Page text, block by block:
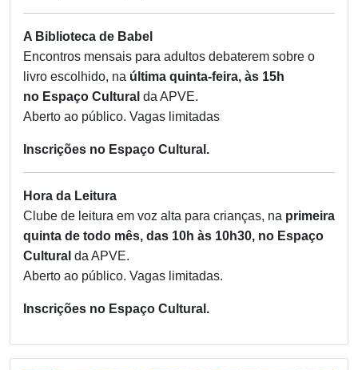
A Biblioteca de Babel
Encontros mensais para adultos debaterem sobre o
livro escolhido, na última quinta-feira, às 15h
no Espaço Cultural da APVE.
Aberto ao público. Vagas limitadas
Inscrições no Espaço Cultural.
Hora da Leitura
Clube de leitura em voz alta para crianças, na primeira
quinta de todo mês, das 10h às 10h30, no Espaço
Cultural da APVE.
Aberto ao público. Vagas limitadas.
Inscrições no Espaço Cultural.